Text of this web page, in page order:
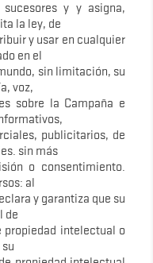
y y asigna,
la ley, de
y usar en cualquier
en el
sin limitación, su
voz,
sobre la Campaña e
publicitarios, de
sin más
o consentimiento.
al
y garantiza que su
de
propiedad intelectual o